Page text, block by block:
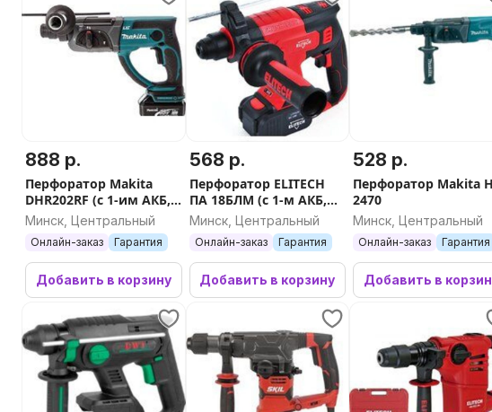
888 р.
Перфоратор Makita
DHR202RF (с 1-им АКБ,
кейс)
Минск, Центральный
Онлайн-заказ Гарантия
Добавить в корзину
568 р.
Перфоратор ELITECH
ПА 18БЛМ (с 1-м АКБ,
кейс)
Минск, Центральный
Онлайн-заказ Гарантия
Добавить в корзину
528 р.
Перфоратор Makita
2470
Минск, Центральный
Онлайн-заказ Гарантия
Добавить в